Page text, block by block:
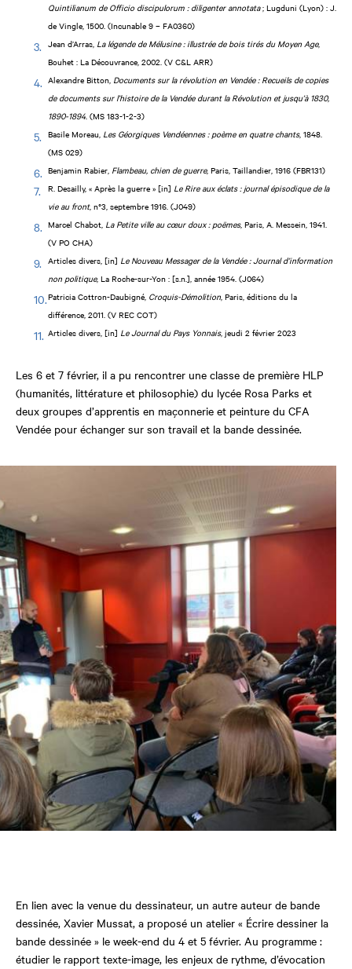
Quintilianum de Officio discipulorum : diligenter annotata; Lugduni (Lyon) : J.
de Vingle, 1500. (Incunable 9 – FA0360)
Jean d’Arras, La légende de Mélusine : illustrée de bois tirés du Moyen Age,
Bouhet : La Découvrance, 2002. (V C&L ARR)
Alexandre Bitton, Documents sur la révolution en Vendée : Recueils de copies
de documents sur l’histoire de la Vendée durant la Révolution et jusqu’à 1830,
1890-1894. (MS 183-1-2-3)
Basile Moreau, Les Géorgiques Vendéennes : poème en quatre chants, 1848.
(MS 029)
Benjamin Rabier, Flambeau, chien de guerre, Paris, Taillandier, 1916 (FBR131)
R. Desailly, « Après la guerre » [in] Le Rire aux éclats : journal épisodique de la
vie au front, n°3, septembre 1916. (J049)
Marcel Chabot, La Petite ville au cœur doux : poëmes, Paris, A. Messein, 1941.
(V PO CHA)
Articles divers, [in] Le Nouveau Messager de la Vendée : Journal d’information
non politique, La Roche-sur-Yon : [s.n.], année 1954. (J064)
Patricia Cottron-Daubigné, Croquis-Démolition, Paris, éditions du la
différence, 2011. (V REC COT)
Articles divers, [in] Le Journal du Pays Yonnais, jeudi 2 février 2023
Les 6 et 7 février, il a pu rencontrer une classe de première HLP
(humanités, littérature et philosophie) du lycée Rosa Parks et
deux groupes d’apprentis en maçonnerie et peinture du CFA
Vendée pour échanger sur son travail et la bande dessinée.
En lien avec la venue du dessinateur, un autre auteur de bande
dessinée, Xavier Mussat, a proposé un atelier « Écrire dessiner la
bande dessinée » le week-end du 4 et 5 février. Au programme :
étudier le rapport texte-image, les enjeux de rythme, d’évocation